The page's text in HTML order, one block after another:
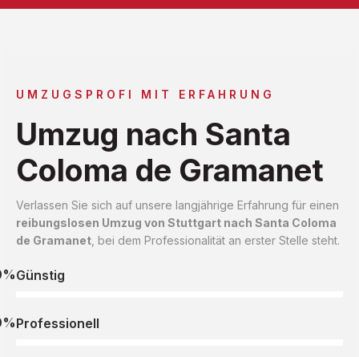
UMZUGSPROFI MIT ERFAHRUNG
Umzug nach Santa
Coloma de Gramanet
Verlassen Sie sich auf unsere langjährige Erfahrung für einen
reibungslosen Umzug von Stuttgart nach Santa Coloma
de Gramanet , bei dem Professionalität an erster Stelle steht.
Günstig
Professionell